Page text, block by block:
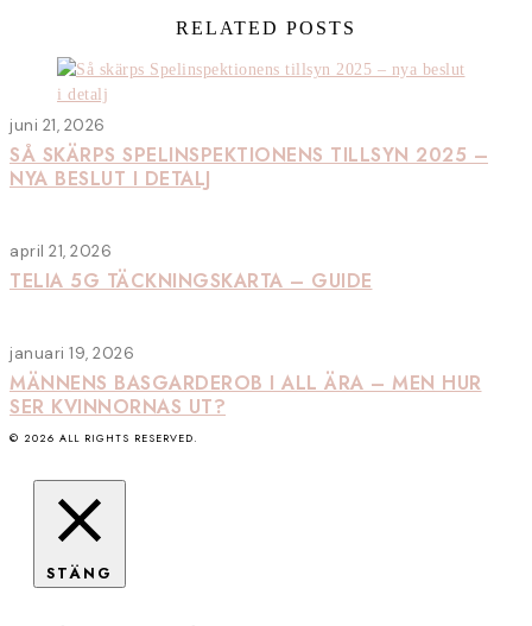
RELATED POSTS
juni 21, 2026
SÅ SKÄRPS SPELINSPEKTIONENS TILLSYN 2025 –
NYA BESLUT I DETALJ
april 21, 2026
TELIA 5G TÄCKNINGSKARTA – GUIDE
januari 19, 2026
MÄNNENS BASGARDEROB I ALL ÄRA – MEN HUR
SER KVINNORNAS UT?
© 2026 ALL RIGHTS RESERVED.
STÄNG